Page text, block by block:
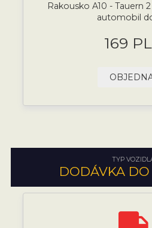
Rakousko A10 - Tauern
automobil
169
TYP
DODÁVKA DO